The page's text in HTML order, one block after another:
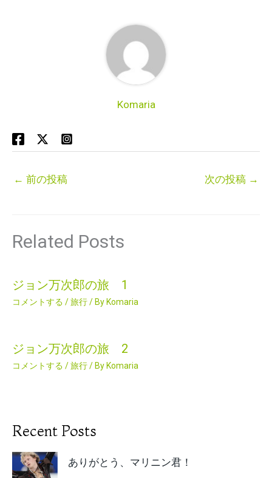
Komaria
← 前の投稿 次の投稿 →
Related Posts
ジョン万次郎の旅 1
コメントする /旅行/ By Komaria
ジョン万次郎の旅 2
コメントする /旅行/ By Komaria
Recent Posts
ありがとう、マリニン君！